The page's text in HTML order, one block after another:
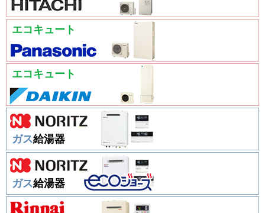
エコキュート
エコキュート
ガス給湯器
ガス給湯器